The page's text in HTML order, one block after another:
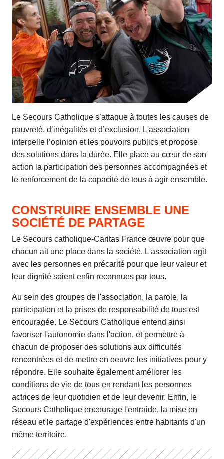
Le Secours Catholique s’attaque à toutes les causes de
pauvreté, d’inégalités et d’exclusion. L'association
interpelle l’opinion et les pouvoirs publics et propose
des solutions dans la durée. Elle place au cœur de son
action la participation des personnes accompagnées et
le renforcement de la capacité de tous à agir ensemble.
CONSTRUIRE ENSEMBLE UNE
SOCIÉTÉ DE PARTAGE
Le Secours catholique-Caritas France œuvre pour que
chacun ait une place dans la société. L'association agit
avec les personnes en précarité pour que leur valeur et
leur dignité soient enfin reconnues par tous.
Au sein des groupes de l'association, la parole, la
participation et la prises de responsabilité de tous est
encouragée. Le Secours Catholique entend ainsi
favoriser l'autonomie dans l'action, et permettre à
chacun de proposer des solutions aux difficultés
rencontrées et de mettre en oeuvre les initiatives pour y
répondre. Elle souhaite également améliorer les
conditions de vie de tous en rendant les personnes
actrices de leur quotidien et de leur devenir. Enfin, le
Secours Catholique encourage l'entraide, la mise en
réseau et le partage d'expériences entre habitants d'un
même territoire.